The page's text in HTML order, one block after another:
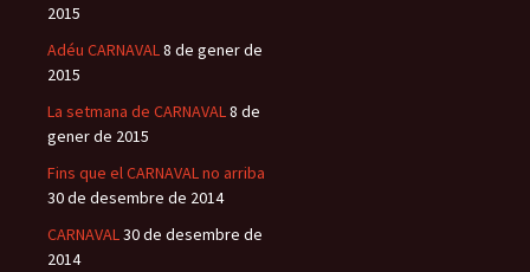
2015
Adéu CARNAVAL8 de gener de
2015
La setmana de CARNAVAL8 de
gener de 2015
Fins que el CARNAVAL no arriba
30 de desembre de 2014
CARNAVAL30 de desembre de
2014